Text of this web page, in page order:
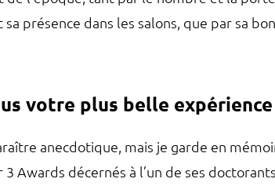
présence dans les salons, que par sa
votre plus belle expérience
anecdotique, mais je garde en
3 Awards décernés à l’un de ses